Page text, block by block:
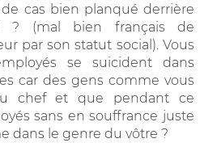
cas bien planqué derrière
? (mal bien français de
par son statut social). Vous
se suicident dans
car des gens comme vous
chef et que pendant ce
sans en souffrance juste
dans le genre du vôtre ?